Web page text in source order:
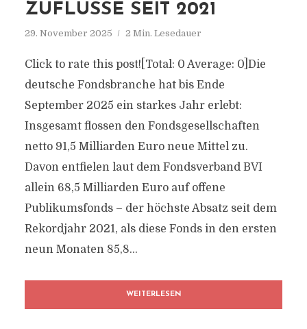
ZUFLÜSSE SEIT 2021
29. November 2025 2 Min. Lesedauer
Click to rate this post![Total: 0 Average: 0]Die
deutsche Fondsbranche hat bis Ende
September 2025 ein starkes Jahr erlebt:
Insgesamt flossen den Fondsgesellschaften
netto 91,5 Milliarden Euro neue Mittel zu.
Davon entfielen laut dem Fondsverband BVI
allein 68,5 Milliarden Euro auf offene
Publikumsfonds – der höchste Absatz seit dem
Rekordjahr 2021, als diese Fonds in den ersten
neun Monaten 85,8...
WEITERLESEN